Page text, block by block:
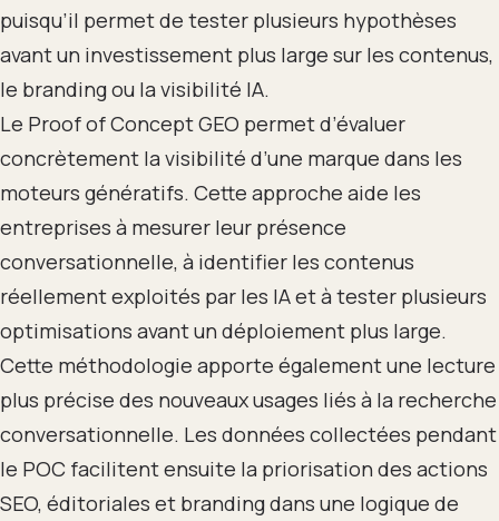
puisqu’il permet de tester plusieurs hypothèses
avant un investissement plus large sur les contenus,
le branding ou la visibilité IA.
Le Proof of Concept GEO permet d’évaluer
concrètement la visibilité d’une marque dans les
moteurs génératifs. Cette approche aide les
entreprises à mesurer leur présence
conversationnelle, à identifier les contenus
réellement exploités par les IA et à tester plusieurs
optimisations avant un déploiement plus large.
Cette méthodologie apporte également une lecture
plus précise des nouveaux usages liés à la recherche
conversationnelle. Les données collectées pendant
le POC facilitent ensuite la priorisation des actions
SEO, éditoriales et branding dans une logique de